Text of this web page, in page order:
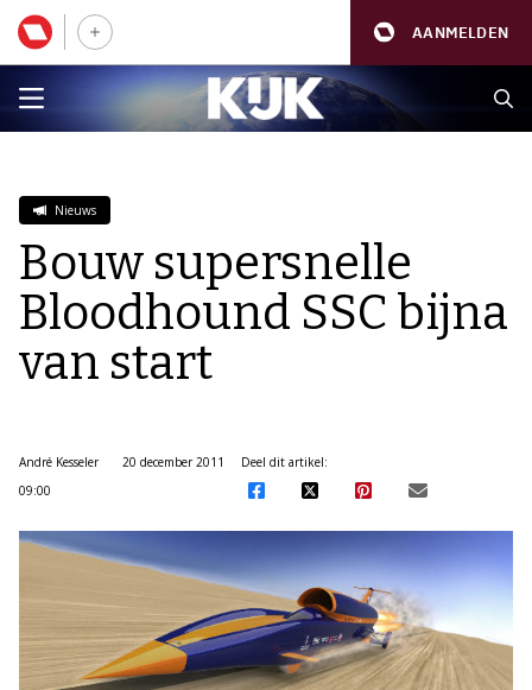
AANMELDEN
Nieuws
Bouw supersnelle
Bloodhound SSC bijna
van start
André Kesseler
20 december 2011
09:00
Deel dit artikel: